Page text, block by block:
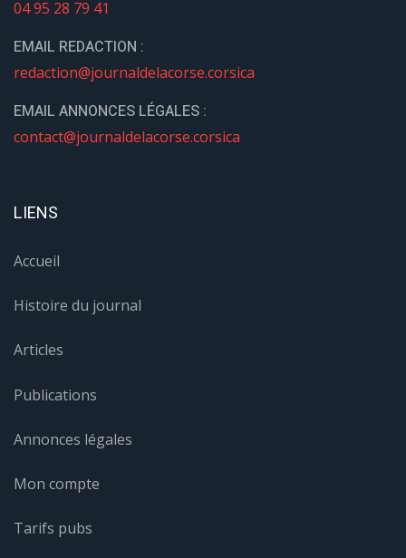
04 95 28 79 41
EMAIL REDACTION :
redaction@journaldelacorse.corsica
EMAIL ANNONCES LÉGALES :
contact@journaldelacorse.corsica
LIENS
Accueil
Histoire du journal
Articles
Publications
Annonces légales
Mon compte
Tarifs pubs